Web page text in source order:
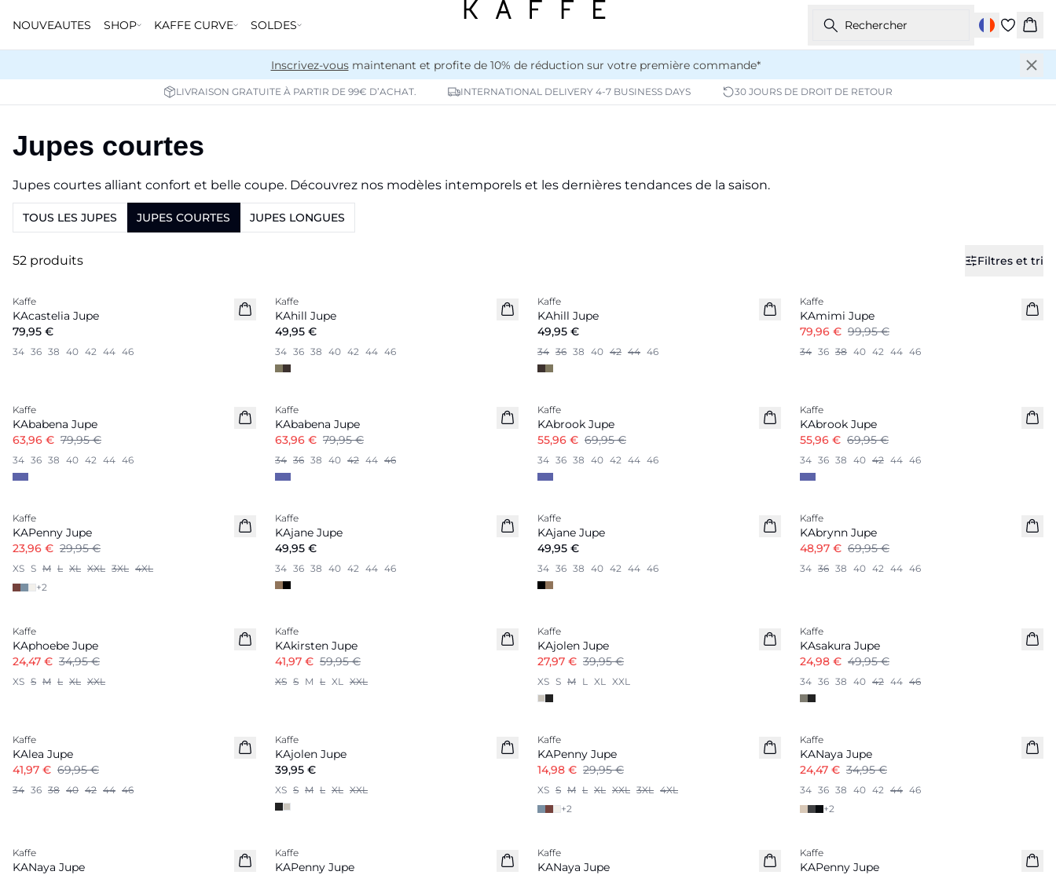
NOUVEAUTES SHOP KAFFE CURVE SOLDES Rechercher
Inscrivez-vousmaintenant et profite de 10% de réduction sur votre première commande*
LIVRAISON GRATUITE À PARTIR DE 99€ D’ACHAT. INTERNATIONAL DELIVERY 4-7 BUSINESS DAYS 30 JOURS DE DROIT DE RETOUR
Jupes courtes
Jupes courtes alliant confort et belle coupe. Découvrez nos modèles intemporels et les dernières tendances de la saison.
TOUS LES JUPES JUPES COURTES JUPES LONGUES
52 produits Filtres et tri
Nouveautés
Kaffe
KAcastelia Jupe
79,95 €
34 36 38 40 42 44 46
Nouveautés
Kaffe
KAhill Jupe
49,95 €
34 36 38 40 42 44 46
Nouveautés
Kaffe
KAhill Jupe
49,95 €
34 36 38 40 42 44 46
Kaffe
KAmimi Jupe
79,96 € 99,95 €
34 36 38 40 42 44 46
Kaffe
KAbabena Jupe
63,96 € 79,95 €
34 36 38 40 42 44 46
Kaffe
KAbabena Jupe
63,96 € 79,95 €
34 36 38 40 42 44 46
Kaffe
KAbrook Jupe
55,96 € 69,95 €
34 36 38 40 42 44 46
Kaffe
KAbrook Jupe
55,96 € 69,95 €
34 36 38 40 42 44 46
Kaffe
KAPenny Jupe
23,96 € 29,95 €
XS S M L XL XXL 3XL 4XL
+2
Nouveautés
Kaffe
KAjane Jupe
49,95 €
34 36 38 40 42 44 46
Nouveautés
Kaffe
KAjane Jupe
49,95 €
34 36 38 40 42 44 46
Kaffe
KAbrynn Jupe
48,97 € 69,95 €
34 36 38 40 42 44 46
Kaffe
KAphoebe Jupe
24,47 € 34,95 €
XS S M L XL XXL
Kaffe
KAkirsten Jupe
41,97 € 59,95 €
XS S M L XL XXL
Kaffe
KAjolen Jupe
27,97 € 39,95 €
XS S M L XL XXL
Kaffe
KAsakura Jupe
24,98 € 49,95 €
34 36 38 40 42 44 46
Kaffe
KAlea Jupe
41,97 € 69,95 €
34 36 38 40 42 44 46
Kaffe
KAjolen Jupe
39,95 €
XS S M L XL XXL
Kaffe
KAPenny Jupe
14,98 € 29,95 €
XS S M L XL XXL 3XL 4XL
+2
Kaffe
KANaya Jupe
24,47 € 34,95 €
34 36 38 40 42 44 46
+2
Kaffe
KANaya Jupe
Kaffe
KAPenny Jupe
Kaffe
KANaya Jupe
Kaffe
KAPenny Jupe